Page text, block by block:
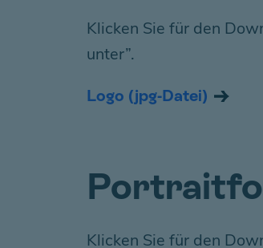
Klicken Sie für den
unter”.
Logo (jpg-Datei)
Klicken Sie für den